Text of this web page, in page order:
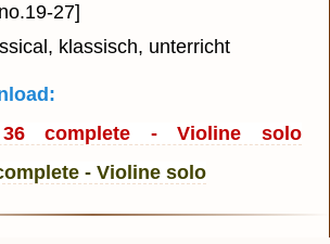
27]
klassisch, unterricht
36 complete - Violine solo